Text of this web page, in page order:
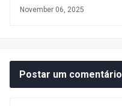
November 06, 2025
Postar um comentário